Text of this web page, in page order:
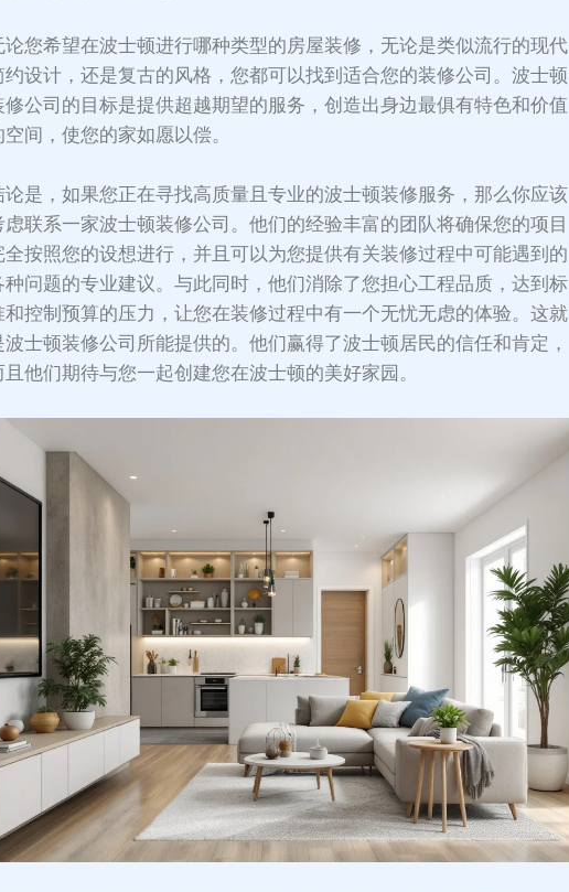
论您希望在波士顿进行哪种类型的房屋装修，无论是类似流行的现代
约设计，还是复古的风格，您都可以找到适合您的装修公司。波士顿
修公司的目标是提供超越期望的服务，创造出身边最俱有特色和价值
空间，使您的家如愿以偿。
论是，如果您正在寻找高质量且专业的波士顿装修服务，那么你应该
虑联系一家波士顿装修公司。他们的经验丰富的团队将确保您的项目
全按照您的设想进行，并且可以为您提供有关装修过程中可能遇到的
种问题的专业建议。与此同时，他们消除了您担心工程品质，达到标
和控制预算的压力，让您在装修过程中有一个无忧无虑的体验。这就
波士顿装修公司所能提供的。他们赢得了波士顿居民的信任和肯定，
且他们期待与您一起创建您在波士顿的美好家园。